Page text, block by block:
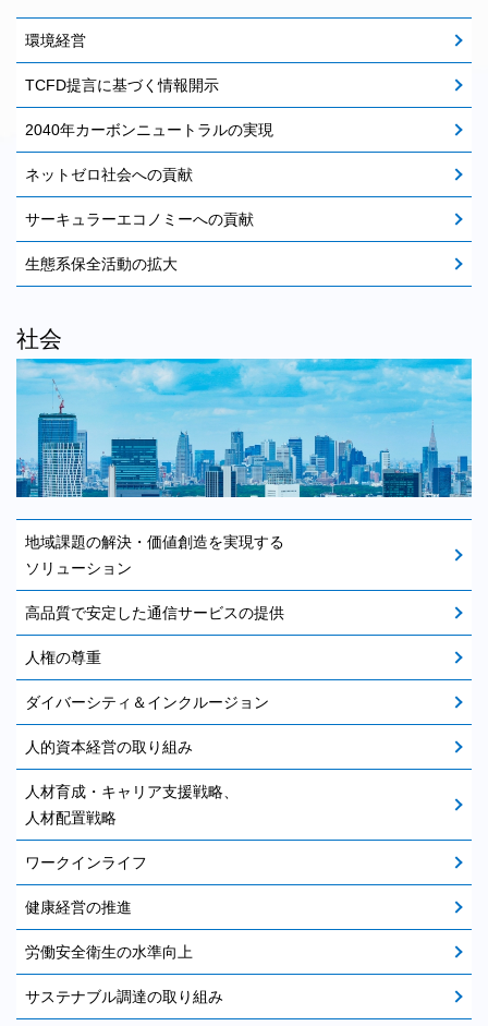
環境経営
TCFD提言に基づく情報開示
2040年カーボンニュートラルの実現
ネットゼロ社会への貢献
サーキュラーエコノミーへの貢献
生態系保全活動の拡大
社会
地域課題の解決・価値創造を実現する
ソリューション
高品質で安定した通信サービスの提供
人権の尊重
ダイバーシティ＆インクルージョン
人的資本経営の取り組み
人材育成・キャリア支援戦略、
人材配置戦略
ワークインライフ
健康経営の推進
労働安全衛生の水準向上
サステナブル調達の取り組み